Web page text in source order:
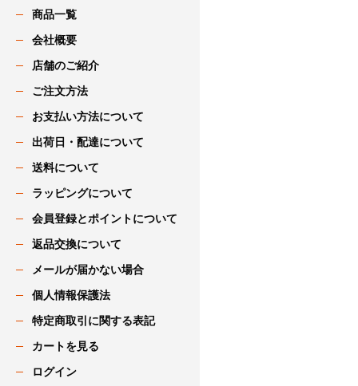
商品一覧
会社概要
店舗のご紹介
ご注文方法
お支払い方法について
出荷日・配達について
送料について
ラッピングについて
会員登録とポイントについて
返品交換について
メールが届かない場合
個人情報保護法
特定商取引に関する表記
カートを見る
ログイン